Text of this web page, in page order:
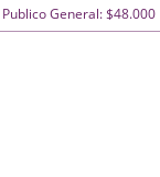
General: $48.000